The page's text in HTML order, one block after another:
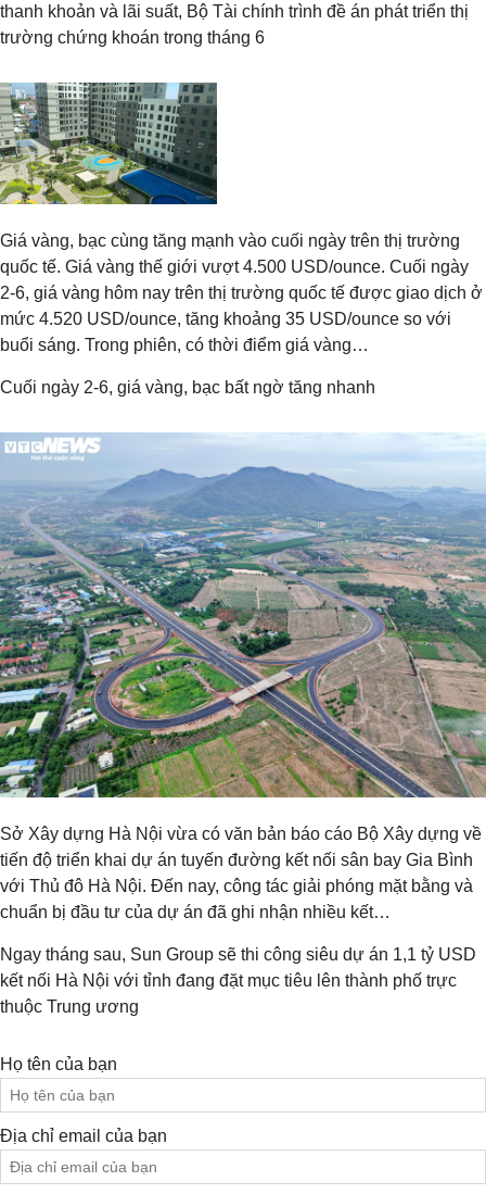
thanh khoản và lãi suất, Bộ Tài chính trình đề án phát triển thị
trường chứng khoán trong tháng 6
Giá vàng, bạc cùng tăng mạnh vào cuối ngày trên thị trường
quốc tế. Giá vàng thế giới vượt 4.500 USD/ounce. Cuối ngày
2-6, giá vàng hôm nay trên thị trường quốc tế được giao dịch ở
mức 4.520 USD/ounce, tăng khoảng 35 USD/ounce so với
buổi sáng. Trong phiên, có thời điểm giá vàng…
Cuối ngày 2-6, giá vàng, bạc bất ngờ tăng nhanh
Sở Xây dựng Hà Nội vừa có văn bản báo cáo Bộ Xây dựng về
tiến độ triển khai dự án tuyến đường kết nối sân bay Gia Bình
với Thủ đô Hà Nội. Đến nay, công tác giải phóng mặt bằng và
chuẩn bị đầu tư của dự án đã ghi nhận nhiều kết…
Ngay tháng sau, Sun Group sẽ thi công siêu dự án 1,1 tỷ USD
kết nối Hà Nội với tỉnh đang đặt mục tiêu lên thành phố trực
thuộc Trung ương
Họ tên của bạn
Địa chỉ email của bạn